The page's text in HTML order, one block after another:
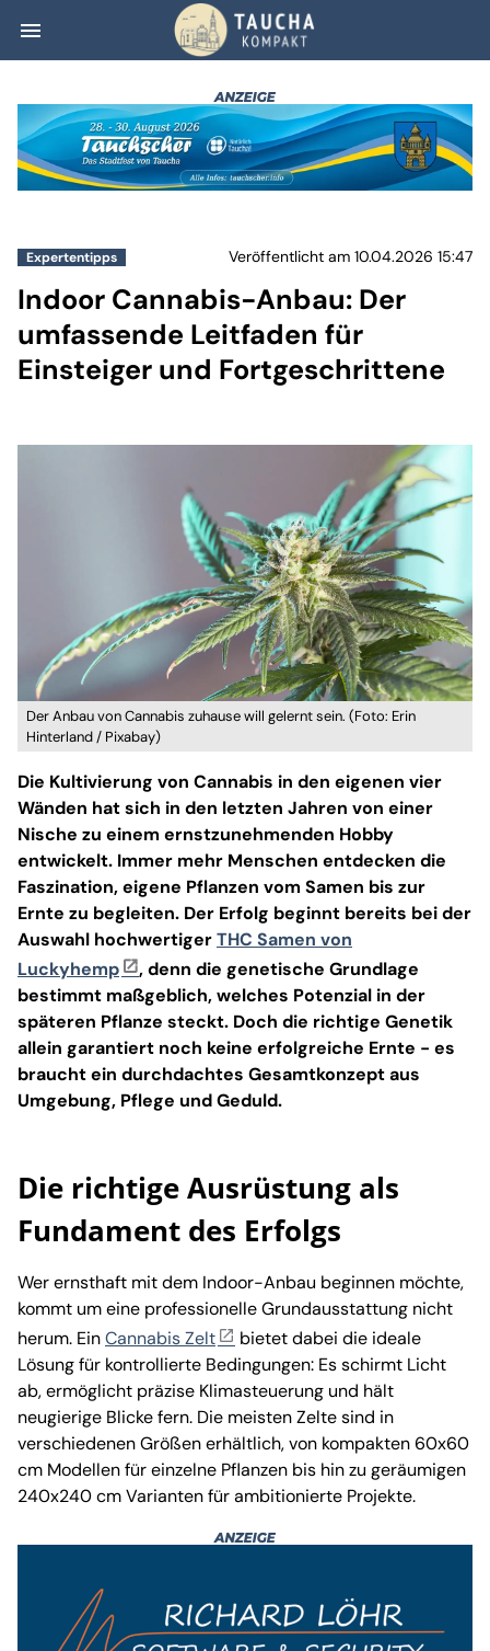
menu Indoor
Expertentipps Veröffentlicht am 10.04.2026 15:47
Indoor Cannabis-Anbau: Der
umfassende Leitfaden für
Einsteiger und Fortgeschrittene
Der Anbau von Cannabis zuhause will gelernt sein. (Foto: Erin
Hinterland / Pixabay)
Die Kultivierung von Cannabis in den eigenen vier
Wänden hat sich in den letzten Jahren von einer
Nische zu einem ernstzunehmenden Hobby
entwickelt. Immer mehr Menschen entdecken die
Faszination, eigene Pflanzen vom Samen bis zur
Ernte zu begleiten. Der Erfolg beginnt bereits bei der
Auswahl hochwertigerTHC Samen von
Luckyhemp
, denn die genetische Grundlage
bestimmt maßgeblich, welches Potenzial in der
späteren Pflanze steckt. Doch die richtige Genetik
allein garantiert noch keine erfolgreiche Ernte - es
braucht ein durchdachtes Gesamtkonzept aus
Umgebung, Pflege und Geduld.
Die richtige Ausrüstung als
Fundament des Erfolgs
Wer ernsthaft mit dem Indoor-Anbau beginnen möchte,
kommt um eine professionelle Grundausstattung nicht
herum. EinCannabis Zelt
bietet dabei die ideale
Lösung für kontrollierte Bedingungen: Es schirmt Licht
ab, ermöglicht präzise Klimasteuerung und hält
neugierige Blicke fern. Die meisten Zelte sind in
verschiedenen Größen erhältlich, von kompakten 60x60
cm Modellen für einzelne Pflanzen bis hin zu geräumigen
240x240 cm Varianten für ambitionierte Projekte.